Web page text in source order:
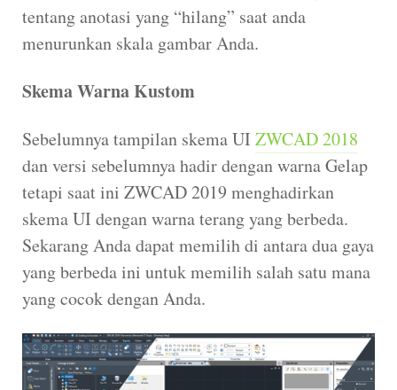
tentang anotasi yang “hilang” saat anda
menurunkan skala gambar Anda.
Skema Warna Kustom
Sebelumnya tampilan skema UI ZWCAD 2018
dan versi sebelumnya hadir dengan warna Gelap
tetapi saat ini ZWCAD 2019 menghadirkan
skema UI dengan warna terang yang berbeda.
Sekarang Anda dapat memilih di antara dua gaya
yang berbeda ini untuk memilih salah satu mana
yang cocok dengan Anda.